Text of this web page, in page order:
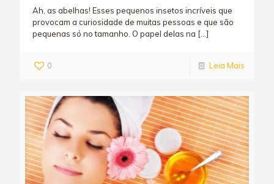
Ah, as abelhas! Esses pequenos insetos incríveis que
provocam a curiosidade de muitas pessoas e que são
pequenas só no tamanho. O papel delas na […]
0 Leia Mais